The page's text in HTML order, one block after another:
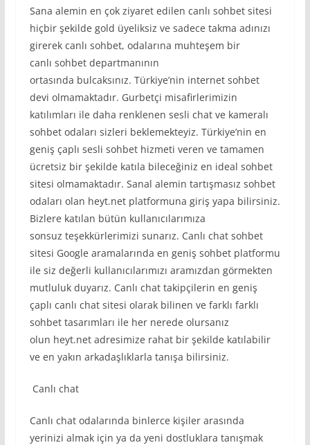
Sana alemin en çok ziyaret edilen canlı sohbet sitesi
hiçbir şekilde gold üyeliksiz ve sadece takma adınızı
girerek canlı sohbet, odalarına muhteşem bir
canlı sohbet departmanının
ortasında bulcaksınız. Türkiye’nin internet sohbet
devi olmamaktadır. Gurbetçi misafirlerimizin
katılımları ile daha renklenen sesli chat ve kameralı
sohbet odaları sizleri beklemekteyiz. Türkiye’nin en
geniş çaplı sesli sohbet hizmeti veren ve tamamen
ücretsiz bir şekilde katıla bileceğiniz en ideal sohbet
sitesi olmamaktadır. Sanal alemin tartışmasız sohbet
odaları olan heyt.net platformuna giriş yapa bilirsiniz.
Bizlere katılan bütün kullanıcılarımıza
sonsuz teşekkürlerimizi sunarız. Canlı chat sohbet
sitesi Google aramalarında en geniş sohbet platformu
ile siz değerli kullanıcılarımızı aramızdan görmekten
mutluluk duyarız. Canlı chat takipçilerin en geniş
çaplı canlı chat sitesi olarak bilinen ve farklı farklı
sohbet tasarımları ile her nerede olursanız
olun heyt.net adresimize rahat bir şekilde katılabilir
ve en yakın arkadaşlıklarla tanışa bilirsiniz.
Canlı chat
Canlı chat odalarında binlerce kişiler arasında
yerinizi almak için ya da yeni dostluklara tanışmak